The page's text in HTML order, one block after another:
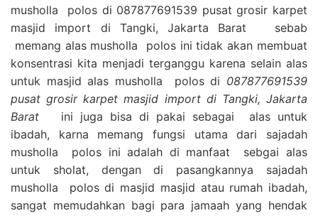
musholla polos di 087877691539 pusat grosir karpet
masjid import di Tangki, Jakarta Barat sebab
memang alas musholla polos ini tidak akan membuat
konsentrasi kita menjadi terganggu karena selain alas
untuk masjid alas musholla polos di 087877691539
pusat grosir karpet masjid import di Tangki, Jakarta
Barat
ini juga bisa di pakai sebagai alas untuk
ibadah, karna memang fungsi utama dari sajadah
musholla polos ini adalah di manfaat sebgai alas
untuk sholat, dengan di pasangkannya sajadah
musholla polos di masjid masjid atau rumah ibadah,
sangat memudahkan bagi para jamaah yang hendak